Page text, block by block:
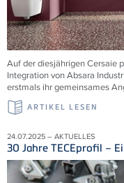
Auf der diesjährigen Cersaie
Integration von Absara
erstmals ihr gemeinsames
ARTIKEL LESEN
24.07.2025 – AKTUELLES
30 Jahre TECEprofil –